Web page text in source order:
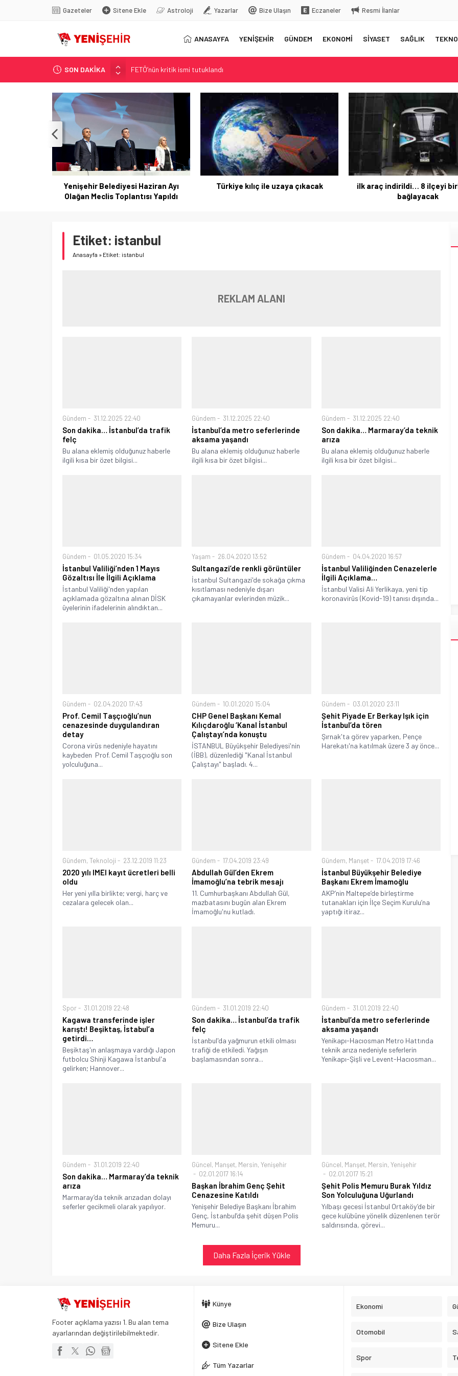
Gazeteler Sitene Ekle Astroloji Yazarlar Bize Ulaşın Eczaneler Resmi İlanlar
ANASAYFA YENİŞEHİR GÜNDEM EKONOMİ SİYASET SAĞLIK
SON DAKİKA
FETÖ’nün kritik ismi tutuklandı
Son dakika… İstanbul’da trafik felç
Yunanistan Başbakanı Çipras Türkiye’ye gelecek
Görenler bakakaldı! Otomobilinin üstüne bıraktığı yazı…
İstanbul’da metro seferlerinde aksama yaşandı
Yenişehir Belediyesi Haziran Ayı
Olağan Meclis Toplantısı Yapıldı
Türkiye kılıç ile uzaya çıkacak
ilk araç indirildi… 8 ilçeyi
bağlayacak
Etiket: istanbul
Anasayfa » Etiket: istanbul
REKLAM ALANI
Gündem 31.12.2025 22:40
Son dakika… İstanbul’da trafik
felç
Bu alana eklemiş olduğunuz haberle
ilgili kısa bir özet bilgisi...
Gündem 31.12.2025 22:40
İstanbul’da metro seferlerinde
aksama yaşandı
Bu alana eklemiş olduğunuz haberle
ilgili kısa bir özet bilgisi...
Gündem 31.12.2025 22:40
Son dakika… Marmaray’da teknik
arıza
Bu alana eklemiş olduğunuz haberle
ilgili kısa bir özet bilgisi...
Gündem 01.05.2020 15:34
İstanbul Valiliği’nden 1 Mayıs
Gözaltısı İle İlgili Açıklama
İstanbul Valiliği'nden yapılan
açıklamada gözaltına alınan DİSK
üyelerinin ifadelerinin alındıktan...
Yaşam 26.04.2020 13:52
Sultangazi’de renkli görüntüler
İstanbul Sultangazi'de sokağa çıkma
kısıtlaması nedeniyle dışarı
çıkamayanlar evlerinden müzik...
Gündem 04.04.2020 16:57
İstanbul Valiliğinden Cenazelerle
İlgili Açıklama…
İstanbul Valisi Ali Yerlikaya, yeni tip
koronavirüs (Kovid-19) tanısı dışında...
Gündem 02.04.2020 17:43
Prof. Cemil Taşçıoğlu’nun
cenazesinde duygulandıran
detay
Corona virüs nedeniyle hayatını
kaybeden Prof. Cemil Taşçıoğlu son
yolculuğuna...
Gündem 10.01.2020 15:04
CHP Genel Başkanı Kemal
Kılıçdaroğlu ‘Kanal İstanbul
Çalıştayı’nda konuştu
İSTANBUL Büyükşehir Belediyesi'nin
(İBB), düzenlediği "Kanal İstanbul
Çalıştayı" başladı. 4...
Gündem 03.01.2020 23:11
Şehit Piyade Er Berkay Işık için
İstanbul’da tören
Şırnak'ta görev yaparken, Pençe
Harekatı'na katılmak üzere 3 ay önce...
Gündem, Teknoloji 23.12.2019 11:23
2020 yılı IMEI kayıt ücretleri belli
oldu
Her yeni yılla birlikte; vergi, harç ve
cezalara gelecek olan...
Gündem 17.04.2019 23:49
Abdullah Gül’den Ekrem
İmamoğlu’na tebrik mesajı
11. Cumhurbaşkanı Abdullah Gül,
mazbatasını bugün alan Ekrem
İmamoğlu'nu kutladı.
Gündem, Manşet 17.04.2019 17:46
İstanbul Büyükşehir Belediye
Başkanı Ekrem İmamoğlu
AKP’nin Maltepe’de birleştirme
tutanakları için İlçe Seçim Kurulu’na
yaptığı itiraz...
Spor 31.01.2019 22:48
Kagawa transferinde işler
karıştı! Beşiktaş, İstabul’a
getirdi…
Beşiktaş'ın anlaşmaya vardığı Japon
futbolcu Shinji Kagawa İstanbul'a
gelirken; Hannover...
Gündem 31.01.2019 22:40
Son dakika… İstanbul’da trafik
felç
İstanbul'da yağmurun etkili olması
trafiği de etkiledi. Yağışın
başlamasından sonra...
Gündem 31.01.2019 22:40
İstanbul’da metro seferlerinde
aksama yaşandı
Yenikapı-Hacıosman Metro Hattında
teknik arıza nedeniyle seferlerin
Yenikapı-Şişli ve Levent-Hacıosman...
Gündem 31.01.2019 22:40
Son dakika… Marmaray’da teknik
arıza
Marmaray’da teknik arızadan dolayı
seferler gecikmeli olarak yapılıyor.
Güncel, Manşet, Mersin,Yenişehir
02.01.2017 16:14
Başkan İbrahim Genç Şehit
Cenazesine Katıldı
Yenişehir Belediye Başkanı İbrahim
Genç, İstanbul’da şehit düşen Polis
Memuru...
Güncel, Manşet, Mersin, Yenişehir
02.01.2017 15:21
Şehit Polis Memuru Burak Yıldız
Son Yolculuğuna Uğurlandı
Yılbaşı gecesi İstanbul Ortaköy’de bir
gece kulübüne yönelik düzenlenen terör
saldırısında, görevi...
Daha Fazla İçerik Yükle
Footer açıklama yazısı 1. Bu alan tema
ayarlarından değiştirilebilmektedir.
Künye
Bize Ulaşın
Sitene Ekle
Tüm Yazarlar
Ekonomi
Otomobil
Spor